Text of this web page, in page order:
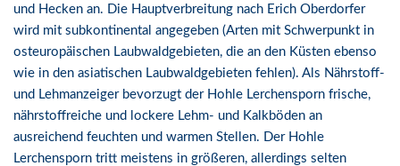
und Hecken an. Die Hauptverbreitung nach Erich Oberdorfer
wird mit subkontinental angegeben (Arten mit Schwerpunkt in
osteuropäischen Laubwaldgebieten, die an den Küsten ebenso
wie in den asiatischen Laubwaldgebieten fehlen). Als Nährstoff-
und Lehmanzeiger bevorzugt der Hohle Lerchensporn frische,
nährstoffreiche und lockere Lehm- und Kalkböden an
ausreichend feuchten und warmen Stellen. Der Hohle
Lerchensporn tritt meistens in größeren, allerdings selten